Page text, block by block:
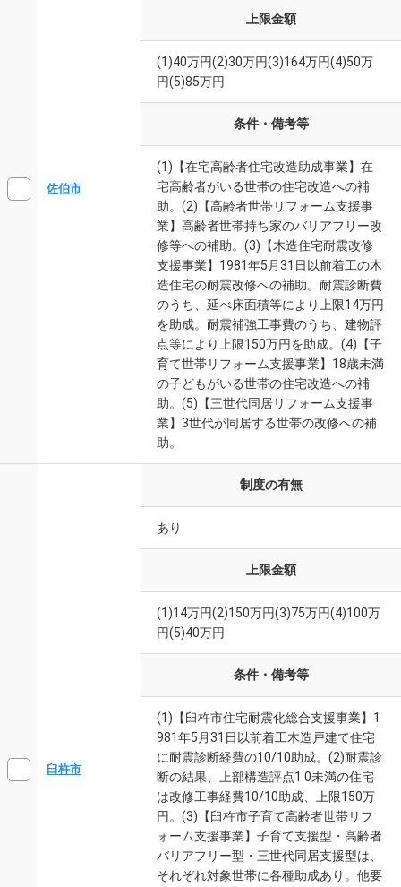
佐伯市
上限金額
(1)40万円(2)30万円(3)164万円(4)50万
円(5)85万円
条件・備考等
(1)【在宅高齢者住宅改造助成事業】在
宅高齢者がいる世帯の住宅改造への補
助。(2)【高齢者世帯リフォーム支援事
業】高齢者世帯持ち家のバリアフリー改
修等への補助。(3)【木造住宅耐震改修
支援事業】1981年5月31日以前着工の木
造住宅の耐震改修への補助。耐震診断費
のうち、延べ床面積等により上限14万円
を助成。耐震補強工事費のうち、建物評
点等により上限150万円を助成。(4)【子
育て世帯リフォーム支援事業】18歳未満
の子どもがいる世帯の住宅改造への補
助。(5)【三世代同居リフォーム支援事
業】3世代が同居する世帯の改修への補
助。
臼杵市
制度の有無
あり
上限金額
(1)14万円(2)150万円(3)75万円(4)100万
円(5)40万円
条件・備考等
(1)【臼杵市住宅耐震化総合支援事業】1
981年5月31日以前着工木造戸建て住宅
に耐震診断経費の10/10助成。(2)耐震診
断の結果、上部構造評点1.0未満の住宅
は改修工事経費10/10助成、上限150万
円。(3)【臼杵市子育て高齢者世帯リフ
ォーム支援事業】子育て支援型・高齢者
バリアフリー型・三世代同居支援型は、
それぞれ対象世帯に各種助成あり。他要